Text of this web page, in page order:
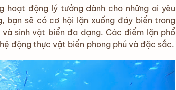
hoạt động lý tưởng dành cho những ai yêu
bạn sẽ có cơ hội lặn xuống đáy biển trong
sinh vật biển đa dạng. Các điểm lặn phổ
động thực vật biển phong phú và đặc sắc.